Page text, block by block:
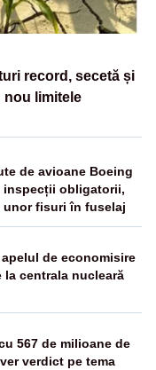
record, secetă și
nou limitele
de avioane Boeing
inspecții obligatorii,
unor fisuri în fuselaj
de economisire
la centrala nucleară
567 de milioane de
verdict pe tema